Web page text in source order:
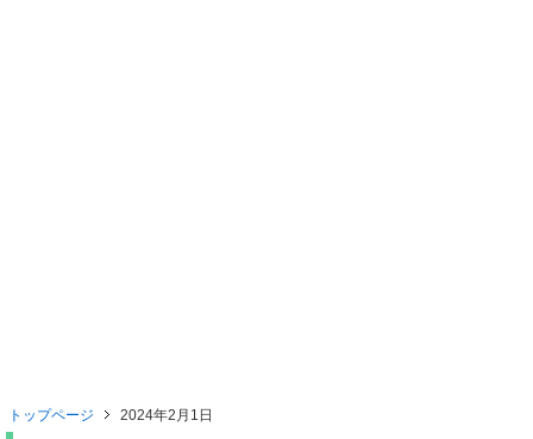
トップページ 2024年2月1日